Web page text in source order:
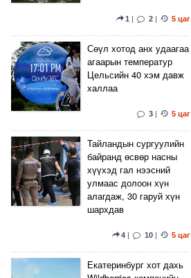
1 | 2 | 5 цаг
Сөүл хотод анх удаагаа
агаарын температур
Цельсийн 40 хэм давж
халлаа
3 | 5 цаг
Тайландын сургуулийн
байранд өсвөр насны
хүүхэд гал нээсний
улмаас долоон хүн
алагдаж, 30 гаруй хүн
шархдав
4 | 10 | 5 цаг
Екатеринбург хот дахь